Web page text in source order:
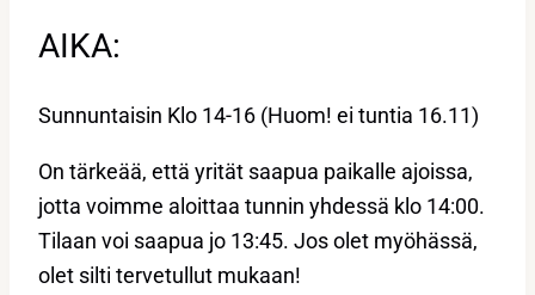
AIKA:
Sunnuntaisin Klo 14-16 (Huom! ei tuntia 16.11)
On tärkeää, että yrität saapua paikalle ajoissa,
jotta voimme aloittaa tunnin yhdessä klo 14:00.
Tilaan voi saapua jo 13:45. Jos olet myöhässä,
olet silti tervetullut mukaan!